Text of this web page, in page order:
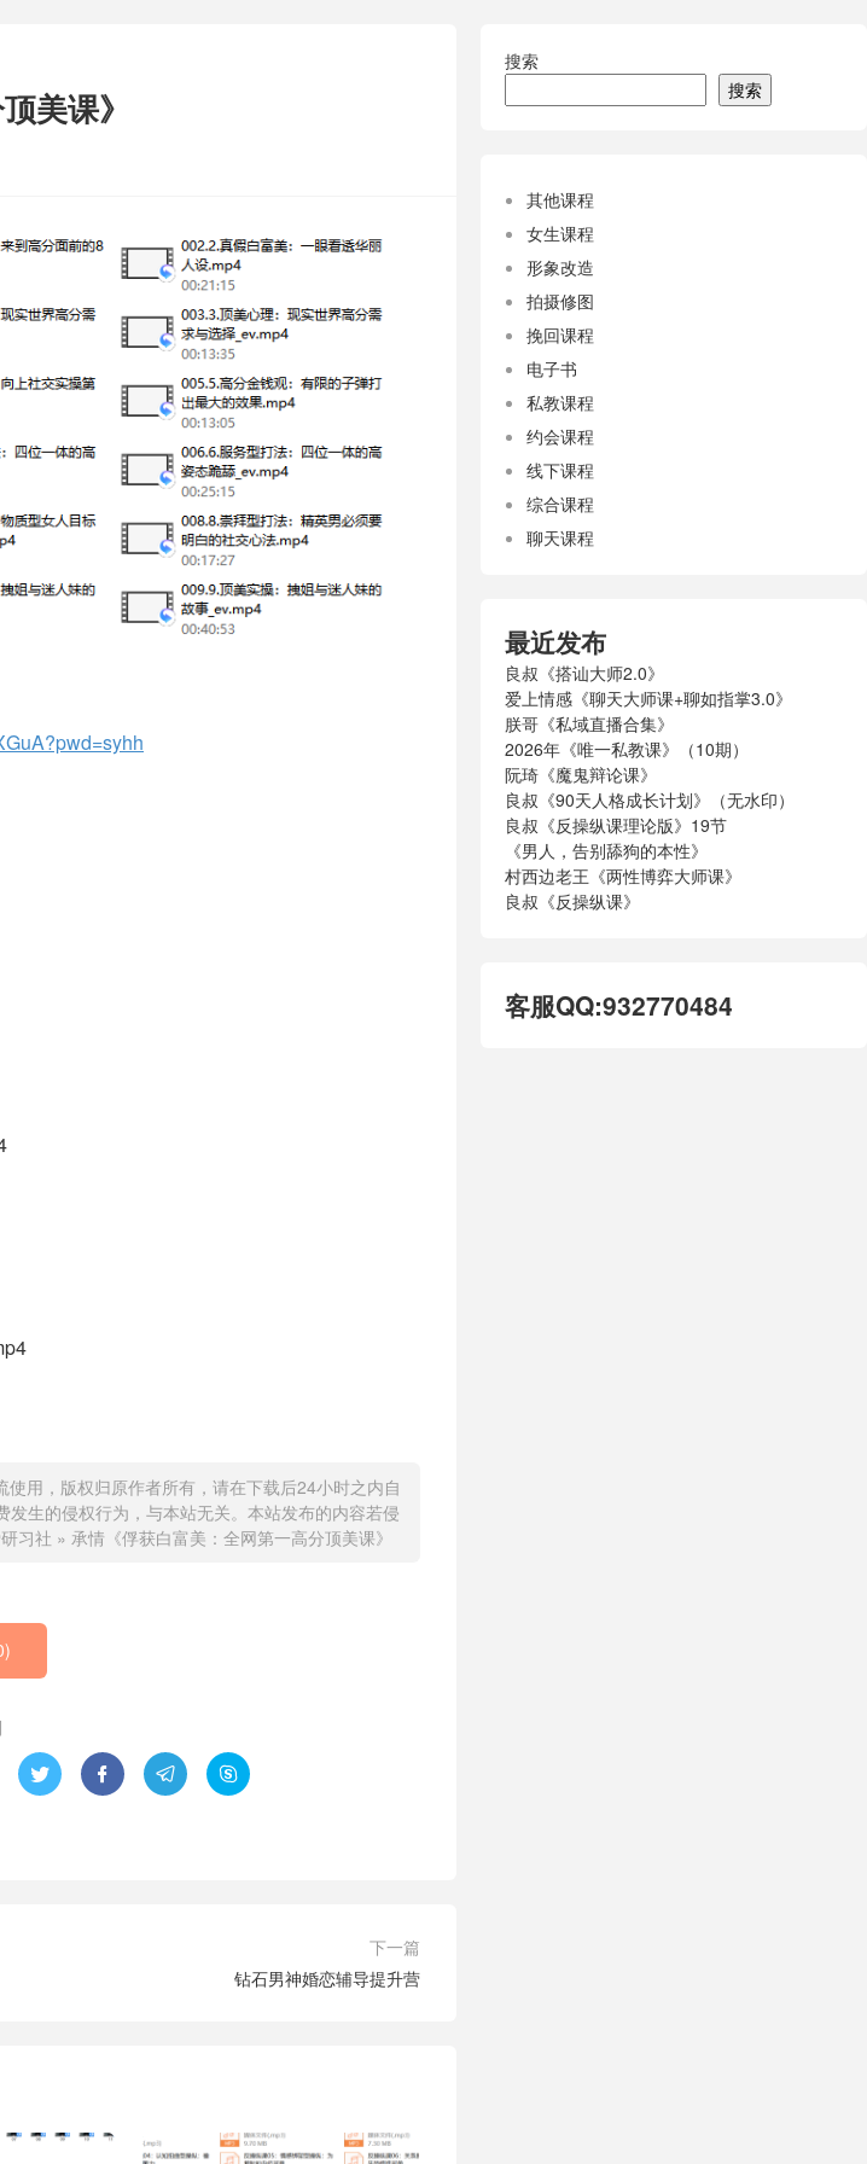
美课》
用，版权归原作者所有，请在下载后24小时之内自
生的侵权行为，与本站无关。本站发布的内容若侵
习社 » 承情《俘获白富美：全网第一高分顶美课》
)
   
下一篇
钻石男神婚恋辅导提升营
搜索
搜索
其他课程
女生课程
形象改造
拍摄修图
挽回课程
电子书
私教课程
约会课程
线下课程
综合课程
聊天课程
最近发布
良叔《搭讪大师2.0》
爱上情感《聊天大师课+聊如指掌3.0》
朕哥《私域直播合集》
2026年《唯一私教课》（10期）
阮琦《魔鬼辩论课》
良叔《90天人格成长计划》（无水印）
良叔《反操纵课理论版》19节
《男人，告别舔狗的本性》
村西边老王《两性博弈大师课》
良叔《反操纵课》
客服QQ:932770484